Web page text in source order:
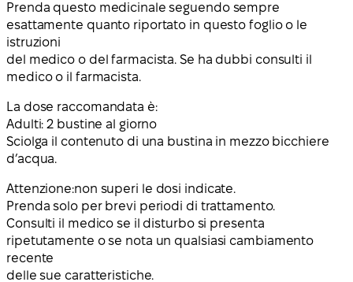
Prenda questo medicinale seguendo sempre
esattamente quanto riportato in questo foglio o le
istruzioni
del medico o del farmacista. Se ha dubbi consulti il
medico o il farmacista.
La dose raccomandata è:
Adulti: 2 bustine al giorno
Sciolga il contenuto di una bustina in mezzo bicchiere
d’acqua.
Attenzione:non superi le dosi indicate.
Prenda solo per brevi periodi di trattamento.
Consulti il medico se il disturbo si presenta
ripetutamente o se nota un qualsiasi cambiamento
recente
delle sue caratteristiche.